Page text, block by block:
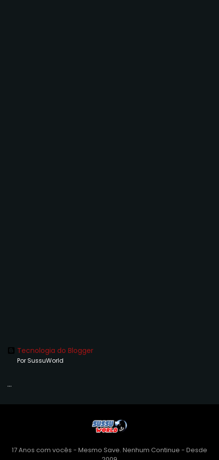
Tecnologia do Blogger
Por SussuWorld
...
17 Anos com vocês - Mesmo Save. Nenhum Continue - Desde